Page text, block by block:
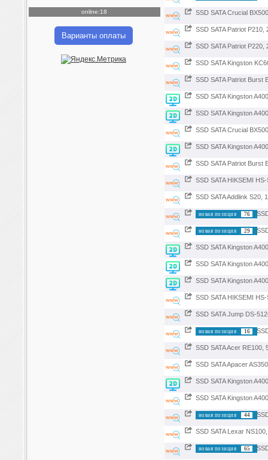
online:18
Варианты оплаты
SSD SATA Crucial
SSD SATA Patriot
SSD SATA Patriot
SSD SATA Kingston
SSD SATA Patriot
SSD SATA Kingston
SSD SATA Kingston
SSD SATA Crucial
SSD SATA Kingston
SSD SATA Patriot
SSD SATA HIKSEMI
SSD SATA Addlink
новая позиция 76
новая позиция 29
SSD SATA Kingston
SSD SATA Kingston
SSD SATA Kingston
SSD SATA HIKSEMI
SSD SATA Jump DS-
новая позиция 16
SSD SATA Acer
SSD SATA Apacer
SSD SATA Kingston
SSD SATA Kingston
новая позиция 44
SSD SATA Lexar
новая позиция 65